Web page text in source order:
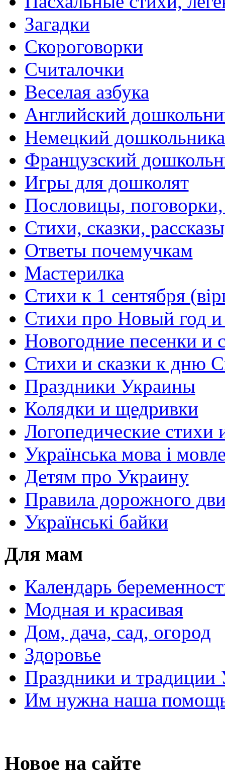
Загадки
Скороговорки
Считалочки
Веселая азбука
Английский
Немецкий
Французский
Игры для дошколят
Пословицы,
Стихи, сказки,
Ответы почемучкам
Мастерилка
Стихи к 1 сентября
Стихи про Новый год
Новогодние песенки и
Стихи и сказки к дню
Праздники Украины
Колядки и щедривки
Логопедические стихи
Українська мова і
Детям про Украину
Правила дорожного
Українські байки
Для мам
Календарь
Модная и красивая
Дом, дача, сад, огород
Здоровье
Праздники и традиции
Им нужна наша
Новое на сайте